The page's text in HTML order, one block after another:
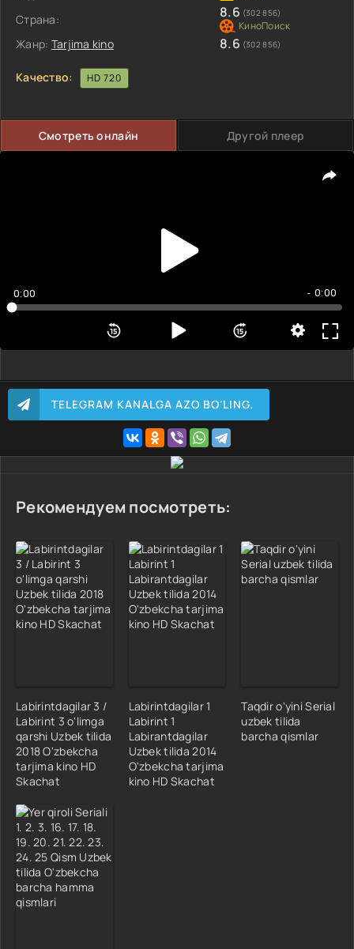
Страна:
Жанр: Tarjima kino
8.6 (302 856)
8.6 (302 856)
Качество: HD 720
Смотреть онлайн Другой плеер
0:00 - 0:00
TELEGRAM KANALGA AZO BO'LING.
Рекомендуем посмотреть:
Labirintdagilar 3 /
Labirint 3 o'limga
qarshi Uzbek tilida
2018 O'zbekcha
tarjima kino HD
Skachat
Labirintdagilar 1
Labirint 1
Labirantdagilar
Uzbek tilida 2014
O'zbekcha tarjima
kino HD Skachat
Taqdir o'yini Serial
uzbek tilida
barcha qismlar